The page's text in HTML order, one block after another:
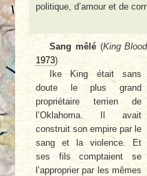
politique, d’amour et de
Sang mêlé(King Blood
1973)
Ike King était sans
doute le plus grand
propriétaire terrien de
l’Oklahoma. Il avait
construit son empire par le
sang et la violence. Et
ses fils comptaient se
l’approprier par les mêmes